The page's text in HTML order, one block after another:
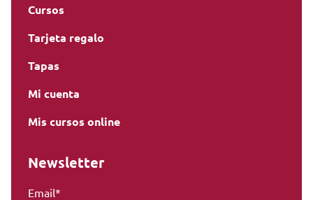
Cursos
Tarjeta regalo
Tapas
Mi cuenta
Mis cursos online
Newsletter
Email*